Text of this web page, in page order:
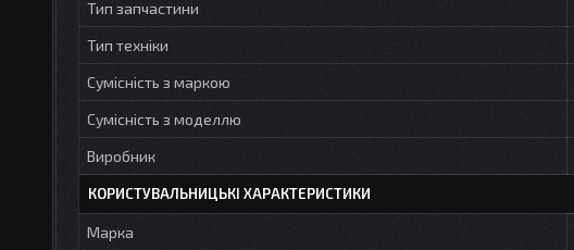
Тип запчастини
Тип техніки
Сумісність з маркою
Сумісність з моделлю
Виробник
КОРИСТУВАЛЬНИЦЬКІ ХАРАКТЕРИСТИКИ
Марка